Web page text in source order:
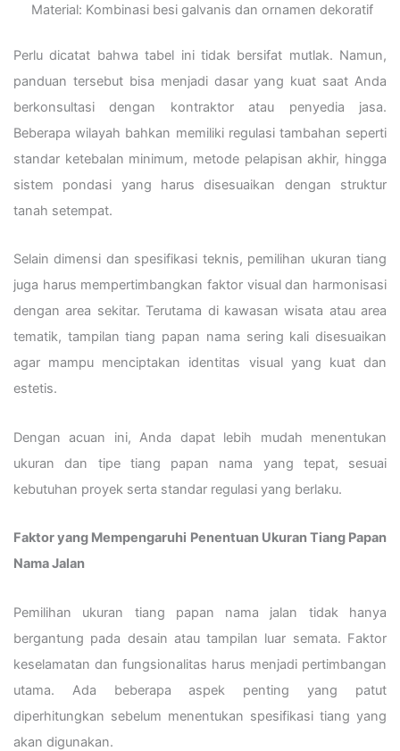
Material: Kombinasi besi galvanis dan ornamen dekoratif
Perlu dicatat bahwa tabel ini tidak bersifat mutlak. Namun,
panduan tersebut bisa menjadi dasar yang kuat saat Anda
berkonsultasi dengan kontraktor atau penyedia jasa.
Beberapa wilayah bahkan memiliki regulasi tambahan seperti
standar ketebalan minimum, metode pelapisan akhir, hingga
sistem pondasi yang harus disesuaikan dengan struktur
tanah setempat.
Selain dimensi dan spesifikasi teknis, pemilihan ukuran tiang
juga harus mempertimbangkan faktor visual dan harmonisasi
dengan area sekitar. Terutama di kawasan wisata atau area
tematik, tampilan tiang papan nama sering kali disesuaikan
agar mampu menciptakan identitas visual yang kuat dan
estetis.
Dengan acuan ini, Anda dapat lebih mudah menentukan
ukuran dan tipe tiang papan nama yang tepat, sesuai
kebutuhan proyek serta standar regulasi yang berlaku.
Faktor yang Mempengaruhi Penentuan Ukuran Tiang Papan
Nama Jalan
Pemilihan ukuran tiang papan nama jalan tidak hanya
bergantung pada desain atau tampilan luar semata. Faktor
keselamatan dan fungsionalitas harus menjadi pertimbangan
utama. Ada beberapa aspek penting yang patut
diperhitungkan sebelum menentukan spesifikasi tiang yang
akan digunakan.